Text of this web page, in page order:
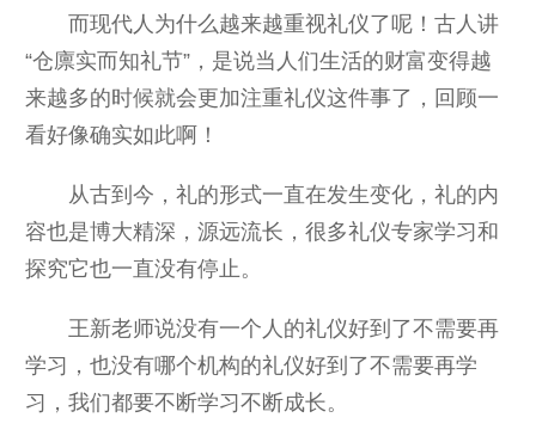
而现代人为什么越来越重视礼仪了呢！古人讲
“仓廪实而知礼节”，是说当人们生活的财富变得越
来越多的时候就会更加注重礼仪这件事了，回顾一
看好像确实如此啊！
从古到今，礼的形式一直在发生变化，礼的内
容也是博大精深，源远流长，很多礼仪专家学习和
探究它也一直没有停止。
王新老师说没有一个人的礼仪好到了不需要再
学习，也没有哪个机构的礼仪好到了不需要再学
习，我们都要不断学习不断成长。